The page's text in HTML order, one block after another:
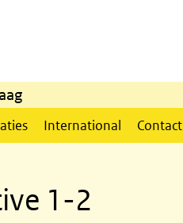
International Contact
1-2